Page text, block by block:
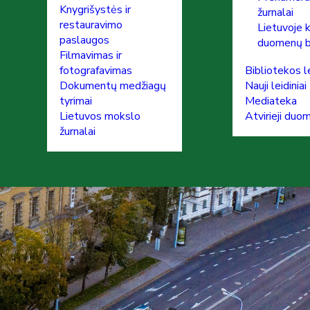
Knygrišystės ir
restauravimo
paslaugos
Filmavimas ir
fotografavimas
Dokumentų medžiagų
tyrimai
Lietuvos mokslo
žurnalai
žurnalai
Lietuvoje
duomenų
Bibliotekos
Nauji leidiniai
Mediateka
Atvirieji